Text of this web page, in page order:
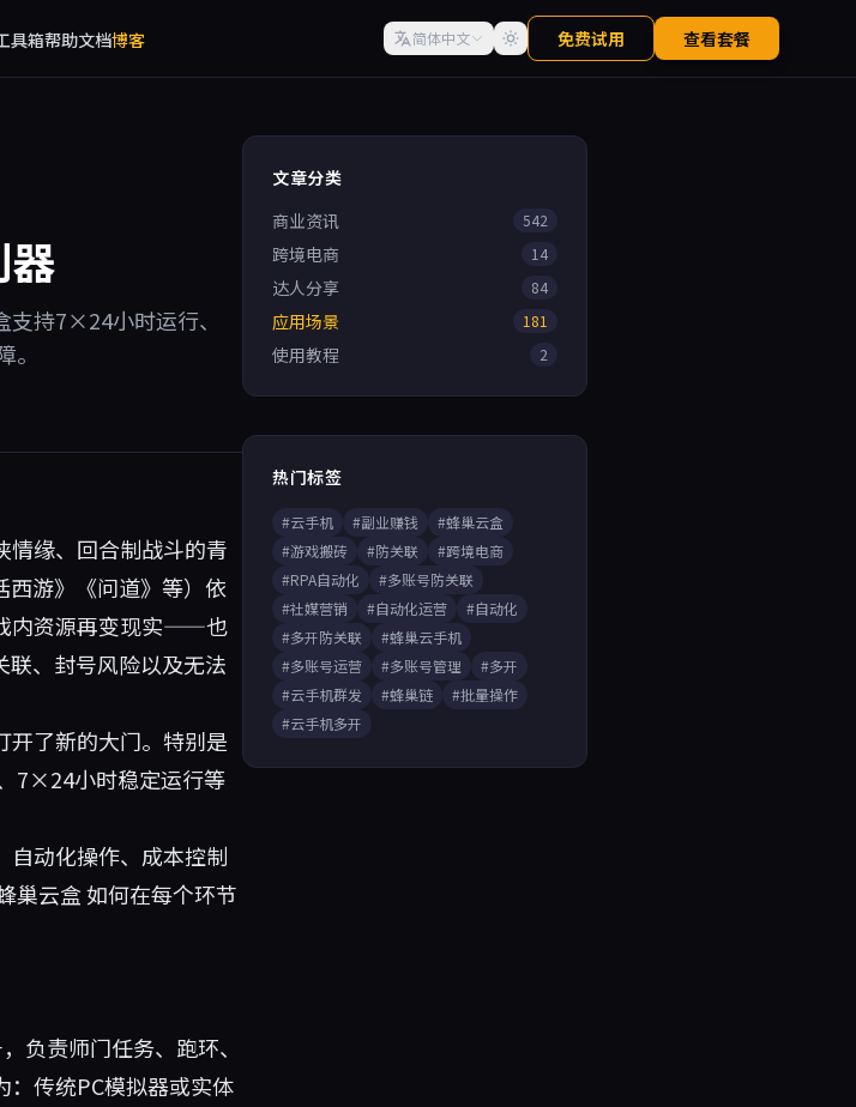
具箱帮助文档博客 简体中文 免费试用 查看套餐
持7×24小时运行、
缘、回合制战斗的青
游》《问道》等）依
内资源再变现实——也
、封号风险以及无法
了新的大门。特别是
7×24小时稳定运行等
动化操作、成本控制
巢云盒如何在每个环节
负责师门任务、跑环、
传统PC模拟器或实体
文章分类
商业资讯
542
跨境电商 14
达人分享 84
应用场景 181
使用教程 2
热门标签
#云手机 #副业赚钱
#蜂巢云盒
#游戏搬砖
#防关联
#跨境电商
#RPA自动化
#多账号防关联
#社媒营销
#自动化运营
#自动化
#多开防关联
#蜂巢云手机
#多账号运营
#多账号管理
#多开
#云手机群发
#蜂巢链
#批量操作
#云手机多开